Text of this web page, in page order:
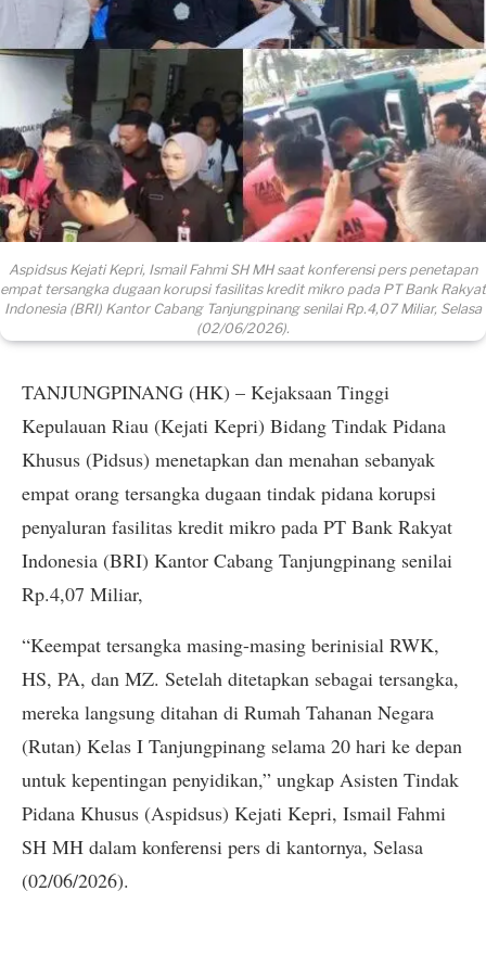
Aspidsus Kejati Kepri, Ismail Fahmi SH MH saat konferensi pers penetapan
empat tersangka dugaan korupsi fasilitas kredit mikro pada PT Bank Rakyat
Indonesia (BRI) Kantor Cabang Tanjungpinang senilai Rp.4,07 Miliar, Selasa
(02/06/2026).
TANJUNGPINANG (HK) – Kejaksaan Tinggi
Kepulauan Riau (Kejati Kepri) Bidang Tindak Pidana
Khusus (Pidsus) menetapkan dan menahan sebanyak
empat orang tersangka dugaan tindak pidana korupsi
penyaluran fasilitas kredit mikro pada PT Bank Rakyat
Indonesia (BRI) Kantor Cabang Tanjungpinang senilai
Rp.4,07 Miliar,
“Keempat tersangka masing-masing berinisial RWK,
HS, PA, dan MZ. Setelah ditetapkan sebagai tersangka,
mereka langsung ditahan di Rumah Tahanan Negara
(Rutan) Kelas I Tanjungpinang selama 20 hari ke depan
untuk kepentingan penyidikan,” ungkap Asisten Tindak
Pidana Khusus (Aspidsus) Kejati Kepri, Ismail Fahmi
SH MH dalam konferensi pers di kantornya, Selasa
(02/06/2026).